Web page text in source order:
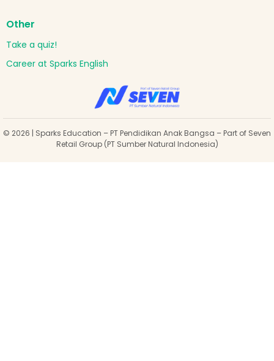
Other
Take a quiz!
Career at Sparks English
© 2026 | Sparks Education – PT Pendidikan Anak Bangsa – Part of Seven
Retail Group (PT Sumber Natural Indonesia)